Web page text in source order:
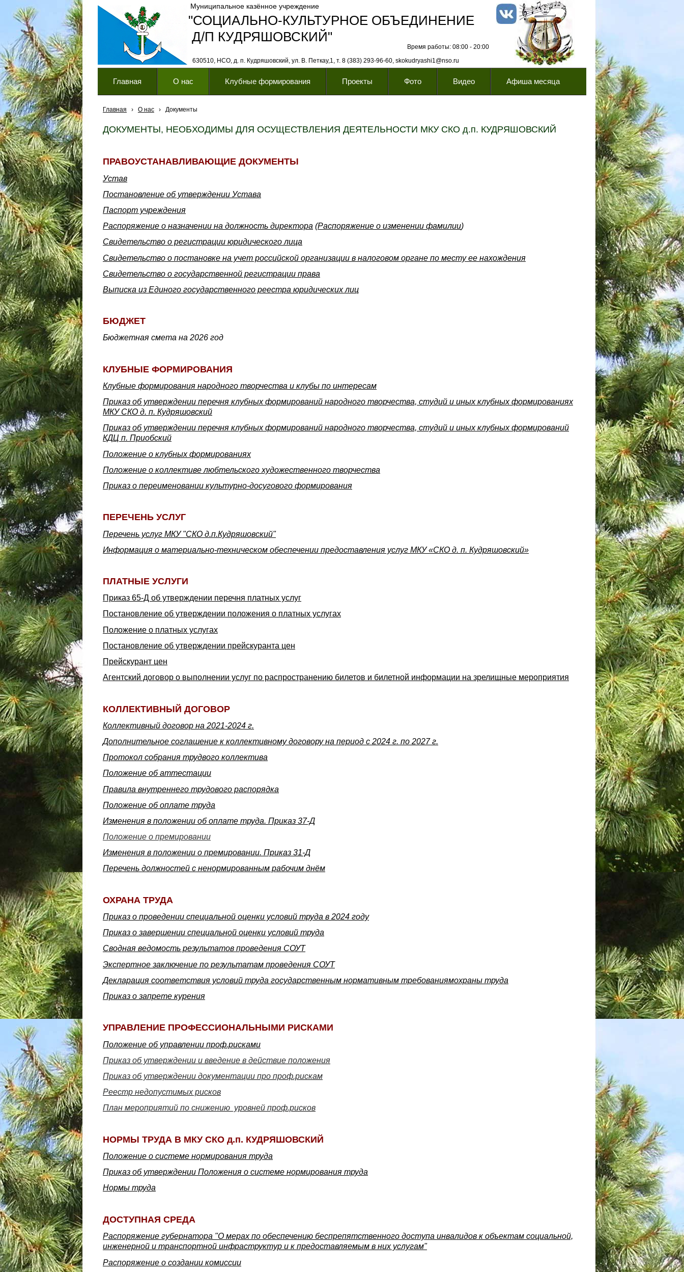
"СОЦИАЛЬНО-КУЛЬТУРНОЕ ОБЪЕДИНЕНИЕ
630510, НСО, д. п. Кудряшовский, ул. В. Петкау,1, т. 8 (383) 293-96-60, skokudryashi1@nso.ru
Муниципальное казённое учреждение
Время работы: 08:00 - 20:00
Д/П КУДРЯШОВСКИЙ"
Главная О нас Клубные формирования Проекты Фото Видео Афиша месяца
Главная › О нас › Документы
ДОКУМЕНТЫ, НЕОБХОДИМЫ ДЛЯ ОСУЩЕСТВЛЕНИЯ ДЕЯТЕЛЬНОСТИ МКУ СКО д.п. КУДРЯШОВСКИЙ
ПРАВОУСТАНАВЛИВАЮЩИЕ ДОКУМЕНТЫ
Устав
Постановление об утверждении Устава
Паспорт учреждения
Распоряжение о назначении на должность директора (Распоряжение о изменении фамилии)
Свидетельство о регистрации юридического лица
Свидетельство о постановке на учет российской организации в налоговом органе по месту ее нахождения
Свидетельство о государственной регистрации права
Выписка из Единого государственного реестра юридических лиц
БЮДЖЕТ
Бюджетная смета на 2026 год
КЛУБНЫЕ ФОРМИРОВАНИЯ
Клубные формирования народного творчества и клубы по интересам
Приказ об утверждении перечня клубных формирований народного творчества, студий и иных клубных формированиях
МКУ СКО д. п. Кудряшовский
Приказ об утверждении перечня клубных формирований народного творчества, студий и иных клубных формирований
КДЦ п. Приобский
Положение о клубных формированиях
Положение о коллективе любтельского художественного творчества
Приказ о переименовании культурно-досугового формирования
ПЕРЕЧЕНЬ УСЛУГ
Перечень услуг МКУ "СКО д.п.Кудряшовский"
Информация о материально-техническом обеспечении предоставления услуг МКУ «СКО д. п. Кудряшовский»
ПЛАТНЫЕ УСЛУГИ
Приказ 65-Д об утверждении перечня платных услуг
Постановление об утверждении положения о платных услугах
Положение о платных услугах
Постановление об утверждении прейскуранта цен
Прейскурант цен
Агентский договор о выполнении услуг по распространению билетов и билетной информации на зрелищные мероприятия
КОЛЛЕКТИВНЫЙ ДОГОВОР
Коллективный договор на 2021-2024 г.
Дополнительное соглашение к коллективному договору на период с 2024 г. по 2027 г.
Протокол собрания трудвого коллектива
Положение об аттестации
Правила внутреннего трудового распорядка
Положение об оплате труда
Изменения в положении об оплате труда. Приказ 37-Д
Положение о премировании
Изменения в положении о премировании. Приказ 31-Д
Перечень должностей с ненормированным рабочим днём
ОХРАНА ТРУДА
Приказ о проведении специальной оценки условий труда в 2024 году
Приказ о завершении специальной оценки условий труда
Сводная ведомость результатов проведения СОУТ
Экспертное заключение по результатам проведения СОУТ
Декларация соответствия условий труда государственным нормативным требованиямохраны труда
Приказ о запрете курения
УПРАВЛЕНИЕ ПРОФЕССИОНАЛЬНЫМИ РИСКАМИ
Положение об управлении проф.рисками
Приказ об утверждении и введение в действие положения
Приказ об утверждении документации про проф.рискам
Реестр недопустимых рисков
План мероприятий по снижению уровней проф.рисков
НОРМЫ ТРУДА В МКУ СКО д.п. КУДРЯШОВСКИЙ
Положение о системе нормирования труда
Приказ об утверждении Положения о системе нормирования труда
Нормы труда
ДОСТУПНАЯ СРЕДА
Распоряжение губернатора "О мерах по обеспечению беспрепятственного доступа инвалидов к объектам социальной,
инженерной и транспортной инфраструктур и к предоставляемым в них услугам"
Распоряжение о создании комиссии